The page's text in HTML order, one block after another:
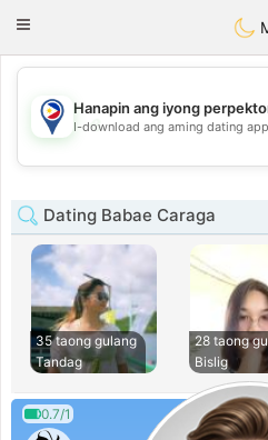
Toggle
💖
💕
Hanapin ang iyong
I-download ang aming dating
Dating Babae Caraga
35 taong gulang
Tandag
28 taong
Bislig
0.7/1